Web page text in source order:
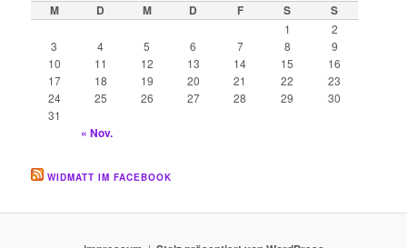
M D M D F S S
1
2
3
4 5 6 7 8
9
10
11 12 13 14 15
16
17
18 19 20 21 22
23
24
25 26 27 28 29
30
31
« Nov.
WIDMATT IM FACEBOOK